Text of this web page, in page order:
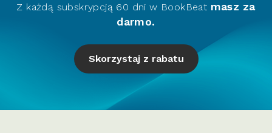
Z każdą subskrypcją 60 dni w BookBeat masz za
darmo.
Skorzystaj z rabatu